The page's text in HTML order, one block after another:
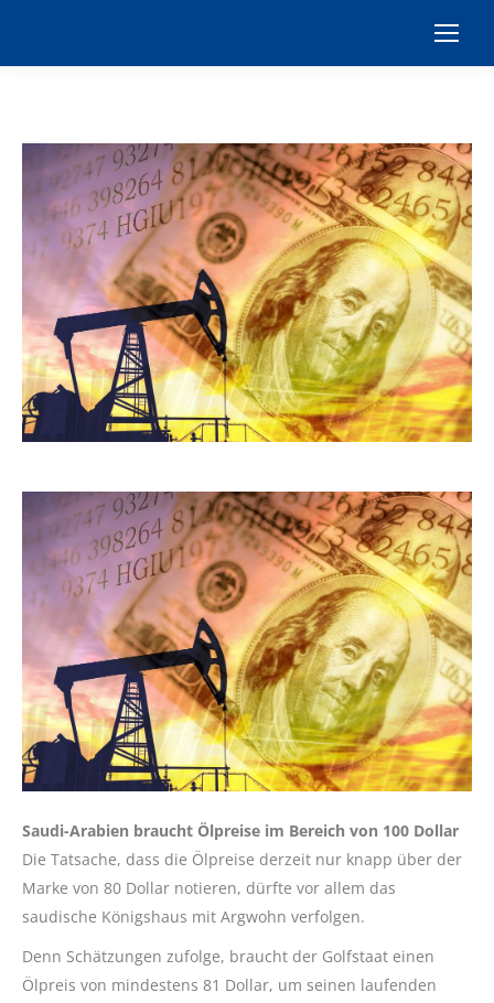
Saudi-Arabien braucht Ölpreise im Bereich von 100 Dollar
Die Tatsache, dass die Ölpreise derzeit nur knapp über der
Marke von 80 Dollar notieren, dürfte vor allem das
saudische Königshaus mit Argwohn verfolgen.
Denn Schätzungen zufolge, braucht der Golfstaat einen
Ölpreis von mindestens 81 Dollar, um seinen laufenden